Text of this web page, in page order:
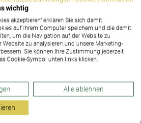
würden, zu sehen und
gehörten die mit Bänken
und Garderobenfächer, die
erlauben würden sowie
runder Sofas, die bei ad-
Ort zur Konzentration zu
wichtig
akzeptieren" erklären Sie sich damit
auf Ihrem Computer speichern und die damit
um die Navigation auf der Website zu
Website zu analysieren und unsere Marketing-
Sie können Ihre Zustimmung jederzeit
Cookie-Symbol unten links klicken.
Alle ablehnen